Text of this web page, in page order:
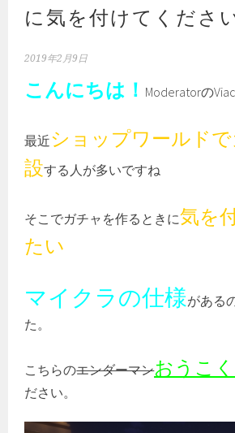
に気を付けてくださ
2019年2月9日
こんにちは！ Moderatorの
最近ショップワールド
設する人が多いですね
そこでガチャを作るときに気を
たい
マイクラの仕様がある
た。
こちらのエンダーマンおうこ
ださい。